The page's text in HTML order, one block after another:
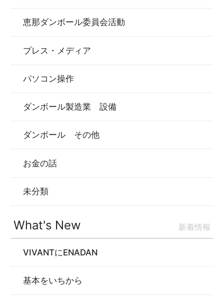
恵那ダンボール委員会活動
プレス・メディア
パソコン操作
ダンボール製造業 設備
ダンボール その他
お金の話
未分類
What's New 新着情報
VIVANTにENADAN
基本をいちから